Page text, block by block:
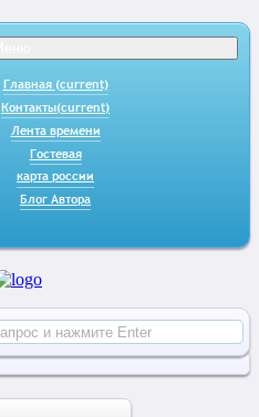
Главная (current)
Контакты(current)
Лента времени
Гостевая
карта россии
Блог Автора